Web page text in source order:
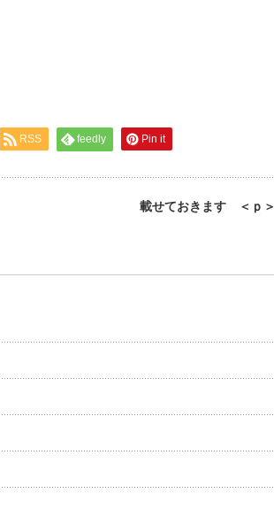
RSS feedly Pin it
載せておきます ＜ｐ＞